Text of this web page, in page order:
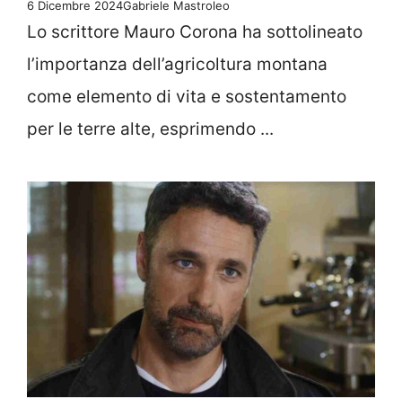
6 Dicembre 2024Gabriele Mastroleo
Lo scrittore Mauro Corona ha sottolineato
l’importanza dell’agricoltura montana
come elemento di vita e sostentamento
per le terre alte, esprimendo ...